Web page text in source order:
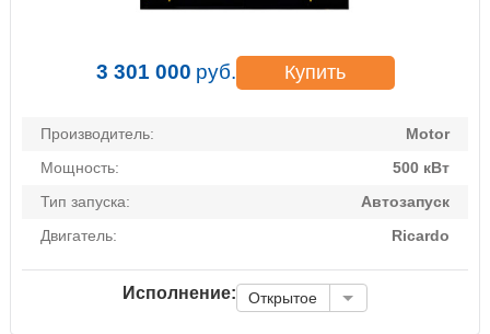
3 301 000 руб. Купить
Производитель:
Motor
Мощность:
500 кВт
Тип запуска:
Автозапуск
Двигатель:
Ricardo
Исполнение: Открытое